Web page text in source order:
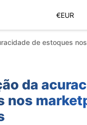
€EUR
de estoques
da
nos